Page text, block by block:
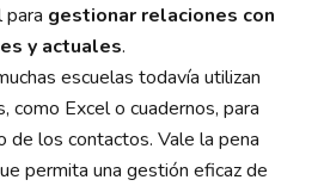
para gestionar relaciones con
y actuales.
escuelas todavía utilizan
como Excel o cuadernos, para
de los contactos. Vale la pena
permita una gestión eficaz de